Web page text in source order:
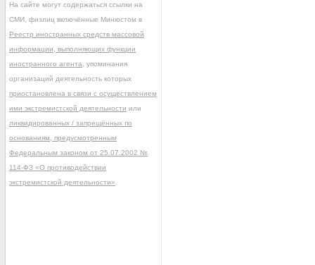
На сайте могут содержаться ссылки на
СМИ, физлиц включённые Минюстом в
Реестр иностранных средств массовой
информации, выполняющих функции
иностранного агента , упоминания
организаций деятельность которых
приостановлена в связи с осуществлением
ими экстремистской деятельности или
ликвидированных / запрещённых по
основаниям, предусмотренным
Федеральным законом от 25.07.2002 №
114-ФЗ «О противодействии
экстремистской деятельности»